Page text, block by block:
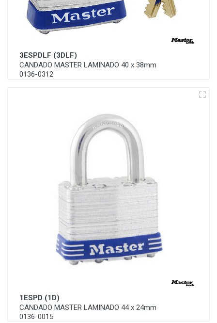
3ESPDLF (3DLF)
CANDADO MASTER LAMINADO 40 x 38mm
0136-0312
1ESPD (1D)
CANDADO MASTER LAMINADO 44 x 24mm
0136-0015